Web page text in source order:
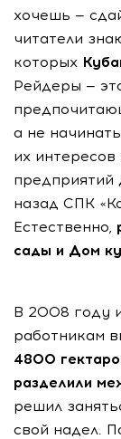
хочешь —
читатели
которых
Рейдеры —
а не
их
предприятий
назад СПК
Естественно,
сады и Дом
В 2008 году
работникам
4800
разделили
решил
свой надел.